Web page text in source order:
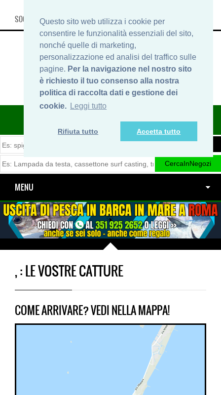
Questo sito web utilizza i cookie per
consentire le funzionalità essenziali del sito,
nonché quelle di marketing,
personalizzazione ed analisi del traffico sulle
pagine. Per la navigazione nel nostro sito
è richiesto il tuo consenso alla nostra
politica di raccolta dati e gestione dei
cookie. Leggi tutto
Rifiuta tutto Accetta tutto
SOCIAL, INFO & SHOP
ITINERARIDIPESCA.IT
MENU
, : LE VOSTRE CATTURE
COME ARRIVARE? VEDI NELLA MAPPA!